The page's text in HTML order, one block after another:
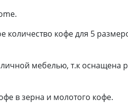
количество кофе для 5
мебелью, т.к оснащена
взерна и молотого кофе.